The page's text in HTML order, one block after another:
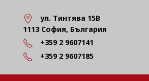
ул. Тинтява 15В
1113 София, България
+359 2 9607141
+359 2 9607185